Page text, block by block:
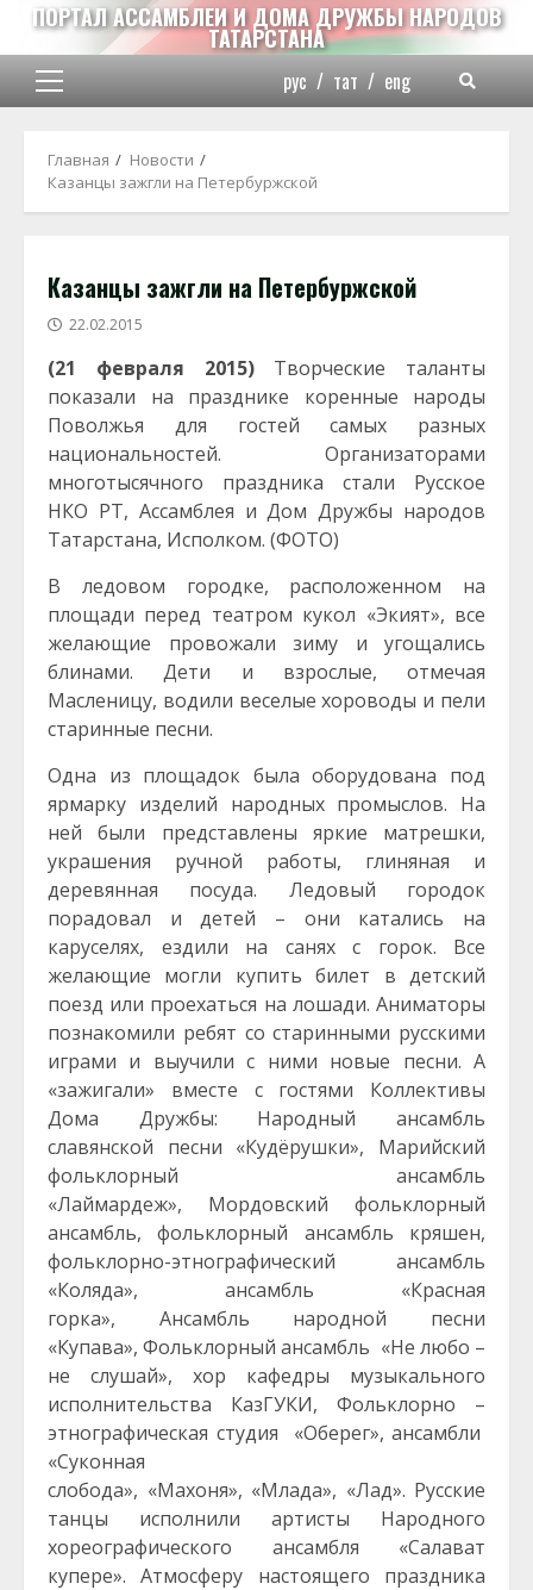
Перейти
содержимому
ПОРТАЛ АССАМБЛЕИ И ДОМА ДРУЖБЫ НАРОДОВ
ТАТАРСТАНА
Основное
рус / тат / eng
Главная
Новости
Казанцы зажгли на Петербуржской
Казанцы зажгли на Петербуржской
22.02.2015
(21 февраля 2015)Творческие таланты
показали на празднике коренные народы
Поволжья для гостей самых разных
национальностей. Организаторами
многотысячного праздника стали Русское
НКО РТ, Ассамблея и Дом Дружбы народов
Татарстана, Исполком. (ФОТО)
В ледовом городке, расположенном на
площади перед театром кукол «Экият», все
желающие провожали зиму и угощались
блинами. Дети и взрослые, отмечая
Масленицу, водили веселые хороводы и пели
старинные песни.
Одна из площадок была оборудована под
ярмарку изделий народных промыслов. На
ней были представлены яркие матрешки,
украшения ручной работы, глиняная и
деревянная посуда. Ледовый городок
порадовал и детей – они катались на
каруселях, ездили на санях с горок. Все
желающие могли купить билет в детский
поезд или проехаться на лошади. Аниматоры
познакомили ребят со старинными русскими
играми и выучили с ними новые песни. А
«зажигали» вместе с гостями Коллективы
Дома Дружбы: Народный ансамбль
славянской песни «Кудёрушки», Марийский
фольклорный ансамбль
«Лаймардеж», Мордовский фольклорный
ансамбль, фольклорный ансамбль кряшен,
фольклорно-этнографический ансамбль
«Коляда», ансамбль «Красная
горка», Ансамбль народной песни
«Купава»,Фольклорный ансамбль «Не любо –
не слушай», хор кафедры музыкального
исполнительства КазГУКИ, Фольклорно –
этнографическая студия «Оберег», ансамбли
«Суконная
слобода», «Махоня», «Млада», «Лад». Русские
танцы исполнили артисты Народного
хореографического ансамбля «Салават
купере». Атмосферу настоящего праздника